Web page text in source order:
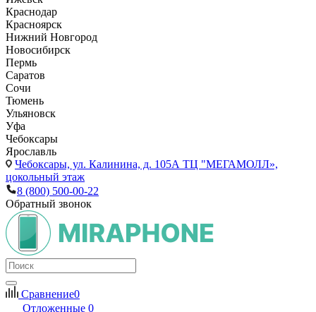
Краснодар
Красноярск
Нижний Новгород
Новосибирск
Пермь
Саратов
Сочи
Тюмень
Ульяновск
Уфа
Чебоксары
Ярославль
Чебоксары, ул. Калинина, д. 105А ТЦ "МЕГАМОЛЛ»,
цокольный этаж
8 (800) 500-00-22
Обратный звонок
Сравнение0
Отложенные 0